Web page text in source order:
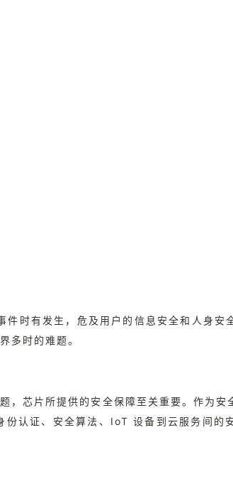
时有发生，危及用户的信息安全和人身安
多时的难题。
芯片所提供的安全保障至关重要。作为安
认证、安全算法、IoT 设备到云服务间的